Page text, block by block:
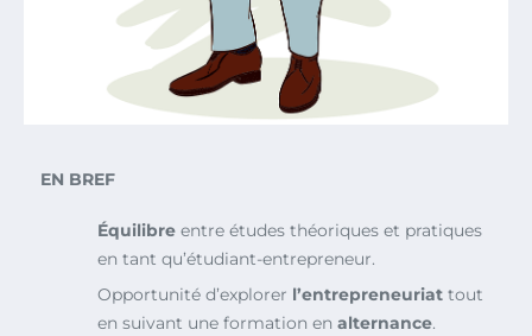
EN BREF
Équilibre entre études théoriques et pratiques
en tant qu’étudiant-entrepreneur.
Opportunité d’explorer l’entrepreneuriat tout
en suivant une formation en alternance.